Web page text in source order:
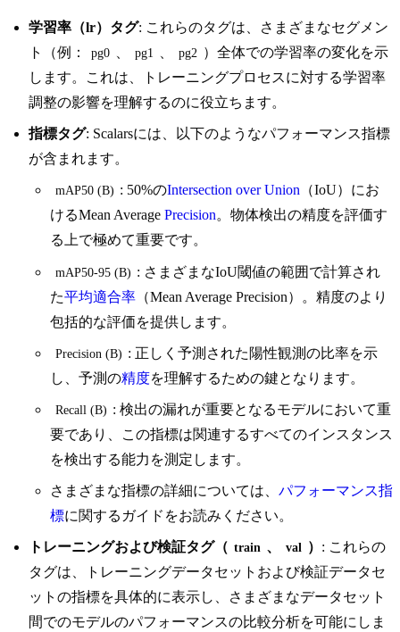
学習率（lr）タグ: これらのタグは、さまざまなセグメン
ト（例：
pg0 pg1 pg2 ）全体での学習率の変化を示
します。これは、トレーニングプロセスに対する学習率
調整の影響を理解するのに役立ちます。
指標タグ: Scalarsには、以下のようなパフォーマンス指標
が含まれます。
mAP50 (B) : 50%のIntersection over Union （IoU）にお
けるMean Average Precision。物体検出の精度を評価す
る上で極めて重要です。
mAP50-95 (B) : さまざまなIoU閾値の範囲で計算され
た平均適合率 （Mean Average Precision）。精度のより
包括的な評価を提供します。
Precision (B) : 正しく予測された陽性観測の比率を示
し、予測の精度を理解するための鍵となります。
Recall (B) : 検出の漏れが重要となるモデルにおいて重
要であり、この指標は関連するすべてのインスタンス
を検出する能力を測定します。
さまざまな指標の詳細については、 パフォーマンス指
標に関するガイドをお読みください。
トレーニングおよび検証タグ（ train 、 val ） : これらの
タグは、トレーニングデータセットおよび検証データセ
ットの指標を具体的に表示し、さまざまなデータセット
間でのモデルのパフォーマンスの比較分析を可能にしま